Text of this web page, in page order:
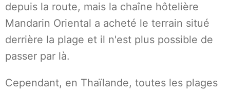
depuis la route, mais la chaîne hôtelière
Mandarin Oriental a acheté le terrain situé
derrière la plage et il n'est plus possible de
passer par là.
Cependant, en Thaïlande, toutes les plages